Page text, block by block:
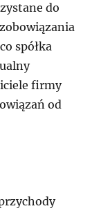
do
spółka
firmy
od